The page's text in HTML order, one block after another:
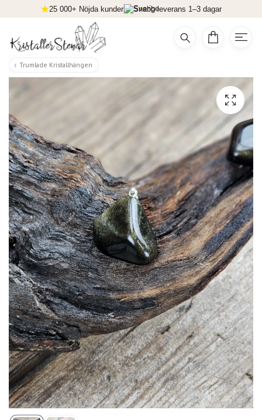
25 000+ Nöjda kunder Snabb leverans 1–3 dagar
Trumlade Kristallhängen